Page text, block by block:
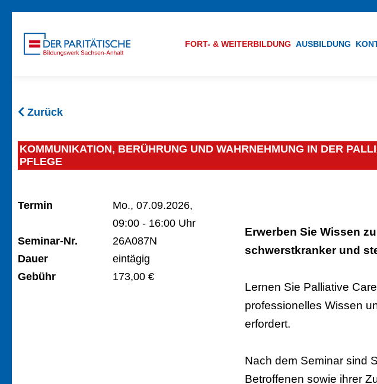
FORT- & WEITERBILDUNG AUSBILDUNG
Zurück
KOMMUNIKATION, BERÜHRUNG UND WAHRNEHMUNG IN DER
PFLEGE
Termin
Mo., 07.09.2026,
09:00 - 16:00 Uhr
Seminar-Nr.
26A087N
Dauer
eintägig
Gebühr
173,00 €
Erwerben Sie Wissen
schwerstkranker und
Lernen Sie Palliative
professionelles Wissen
erfordert.
Nach dem Seminar sind
Betroffenen sowie ihrer